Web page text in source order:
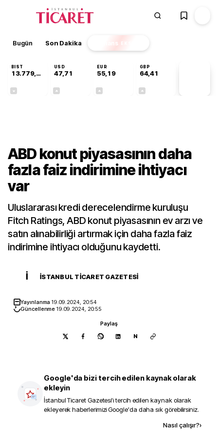
Bugün Son Dakika Finans EKSTRA
BIST
13.779,39
USD
47,71
EUR
55,19
GBP
64,41
ABD konut piyasasının daha
fazla faiz indirimine ihtiyacı
var
Uluslararası kredi derecelendirme kuruluşu
Fitch Ratings, ABD konut piyasasının ev arzı ve
satın alınabilirliği artırmak için daha fazla faiz
indirimine ihtiyacı olduğunu kaydetti.
İ İSTANBUL TICARET GAZETESI
Yayınlanma 19.09.2024, 20:54
Güncellenme 19.09.2024, 20:55
Paylaş
N
Google'da bizi tercih edilen kaynak olarak
ekleyin
İstanbul Ticaret Gazetesi'i tercih edilen kaynak olarak
ekleyerek haberlerimizi Google'da daha sık görebilirsiniz.
Nasıl çalışır?›